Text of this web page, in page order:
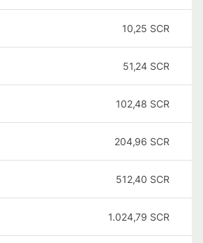
10,25 SCR
51,24 SCR
102,48 SCR
204,96 SCR
512,40 SCR
1.024,79 SCR